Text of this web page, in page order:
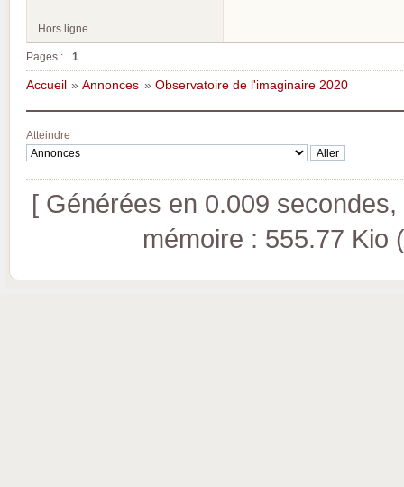
Hors ligne
Pages : 1
Accueil »Annonces » Observatoire de l'imaginaire 2020
Atteindre
[ Générées en 0.009
mémoire : 555.77 Kio